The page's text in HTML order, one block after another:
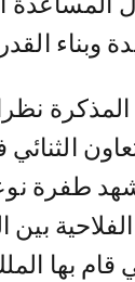
وبناء
شهد طفرة
بين
قام بها